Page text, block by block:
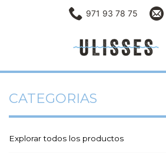
971 93 78 75
CATEGORIAS
Explorar todos los productos